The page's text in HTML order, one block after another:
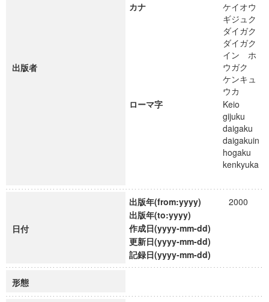
出版者
カナ
ケイオウ
ギジュク
ダイガク
ダイガク
イン ホ
ウガク
ケンキュ
ウカ
ローマ字
Keio
gijuku
daigaku
daigakuin
hogaku
kenkyuka
日付
出版年(from:yyyy)
2000
出版年(to:yyyy)
作成日(yyyy-mm-dd)
更新日(yyyy-mm-dd)
記録日(yyyy-mm-dd)
形態